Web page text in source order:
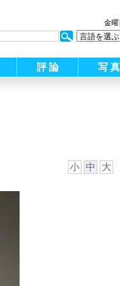
金曜
評 論 写 真
小 中 大